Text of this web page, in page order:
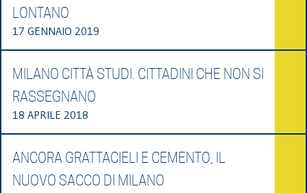
LONTANO
17 GENNAIO 2019
MILANO CITTÀ STUDI. CITTADINI CHE NON SI
RASSEGNANO
18 APRILE 2018
ANCORA GRATTACIELI E CEMENTO, IL
NUOVO SACCO DI MILANO